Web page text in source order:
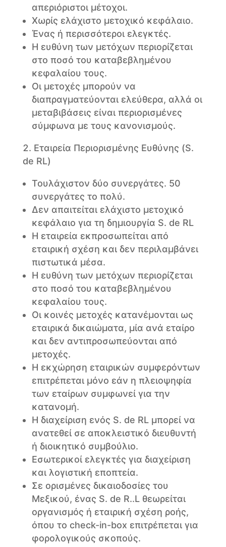
απεριόριστοι μέτοχοι.
Χωρίς ελάχιστο μετοχικό κεφάλαιο.
Ένας ή περισσότεροι ελεγκτές.
Η ευθύνη των μετόχων περιορίζεται
στο ποσό του καταβεβλημένου
κεφαλαίου τους.
Οι μετοχές μπορούν να
διαπραγματεύονται ελεύθερα, αλλά οι
μεταβιβάσεις είναι περιορισμένες
σύμφωνα με τους κανονισμούς.
Εταιρεία Περιορισμένης Ευθύνης (S.
de RL)
Τουλάχιστον δύο συνεργάτες. 50
συνεργάτες το πολύ.
Δεν απαιτείται ελάχιστο μετοχικό
κεφάλαιο για τη δημιουργία S. de RL
Η εταιρεία εκπροσωπείται από
εταιρική σχέση και δεν περιλαμβάνει
πιστωτικά μέσα.
Η ευθύνη των μετόχων περιορίζεται
στο ποσό του καταβεβλημένου
κεφαλαίου τους.
Οι κοινές μετοχές κατανέμονται ως
εταιρικά δικαιώματα, μία ανά εταίρο
και δεν αντιπροσωπεύονται από
μετοχές.
Η εκχώρηση εταιρικών συμφερόντων
επιτρέπεται μόνο εάν η πλειοψηφία
των εταίρων συμφωνεί για την
κατανομή.
Η διαχείριση ενός S. de RL μπορεί να
ανατεθεί σε αποκλειστικό διευθυντή
ή διοικητικό συμβούλιο.
Εσωτερικοί ελεγκτές για διαχείριση
και λογιστική εποπτεία.
Σε ορισμένες δικαιοδοσίες του
Μεξικού, ένας S. de R..L θεωρείται
οργανισμός ή εταιρική σχέση ροής,
όπου το check-in-box επιτρέπεται για
φορολογικούς σκοπούς.